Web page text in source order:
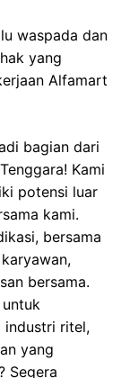
waspada dan
yang
Alfamart
bagian dari
Kami
potensi luar
kami.
bersama
bersama.
industri ritel,
yang
Segera